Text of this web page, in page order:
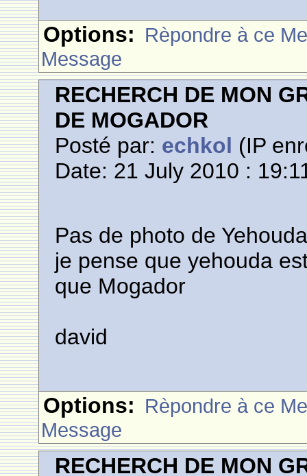
Options: Rèpondre à ce
Message
RECHERCH DE MON
DE MOGADOR
Posté par: echkol (IP
Date: 21 July 2010 :
Pas de photo de
je pense que yehouda
que Mogador
david
Options: Rèpondre à ce
Message
RECHERCH DE MON